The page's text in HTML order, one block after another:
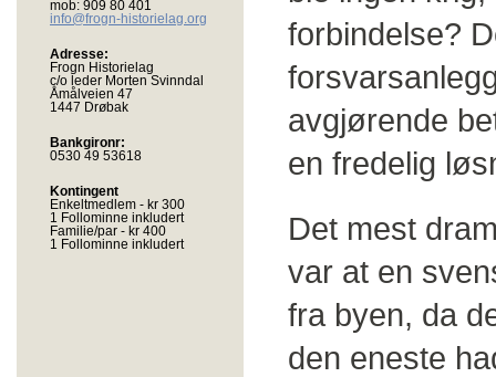
mob: 909 80 401
info@frogn-historielag.org
Adresse:
Frogn Historielag
c/o leder Morten Svinndal
Åmålveien 47
1447 Drøbak
Bankgironr:
0530 49 53618
Kontingent
Enkeltmedlem - kr 300
1 Follominne inkludert
Familie/par - kr 400
1 Follominne inkludert
forbindelse?
avgjørende
en fredelig
Det mest
var at en
fra byen, da
den eneste